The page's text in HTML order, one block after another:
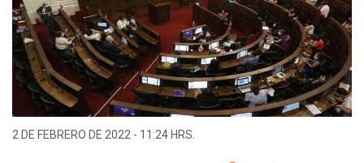
2 DE FEBRERO DE 2022 - 11:24 HRS.